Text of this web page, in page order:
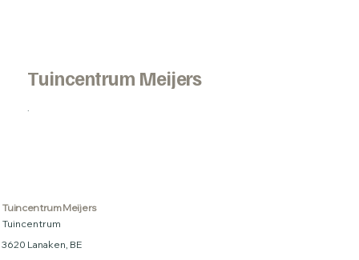
Tuincentrum Meijers
Tuincentrum Meijers
Tuincentrum
3620 Lanaken, BE